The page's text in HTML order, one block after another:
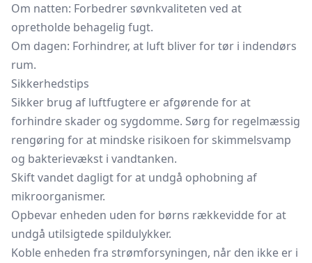
Om natten: Forbedrer søvnkvaliteten ved at
opretholde behagelig fugt.
Om dagen: Forhindrer, at luft bliver for tør i indendørs
rum.
Sikkerhedstips
Sikker brug af luftfugtere er afgørende for at
forhindre skader og sygdomme. Sørg for regelmæssig
rengøring for at mindske risikoen for skimmelsvamp
og bakterievækst i vandtanken.
Skift vandet dagligt for at undgå ophobning af
mikroorganismer.
Opbevar enheden uden for børns rækkevidde for at
undgå utilsigtede spildulykker.
Koble enheden fra strømforsyningen, når den ikke er i